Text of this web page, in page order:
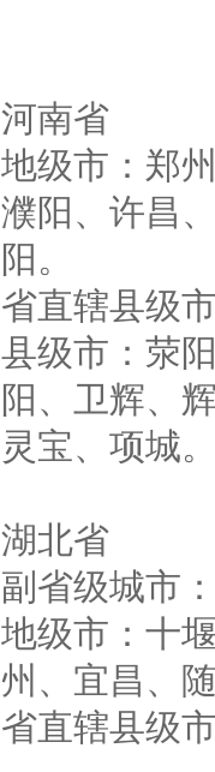
河南省
地级市：郑
濮阳、许昌
阳。
省直辖县级
县级市：荥
阳、卫辉、
灵宝、项城
湖北省
副省级城市
地级市：十
州、宜昌、
省直辖县级